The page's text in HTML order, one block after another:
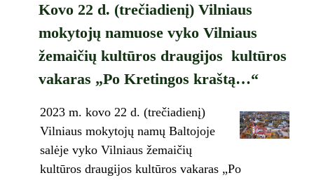
Kovo 22 d. (trečiadienį) Vilniaus
mokytojų namuose vyko Vilniaus
žemaičių kultūros draugijos kultūros
vakaras „Po Kretingos kraštą…“
2023 m. kovo 22 d. (trečiadienį)
Vilniaus mokytojų namų Baltojoje
salėje vyko Vilniaus žemaičių
kultūros draugijos kultūros vakaras „Po